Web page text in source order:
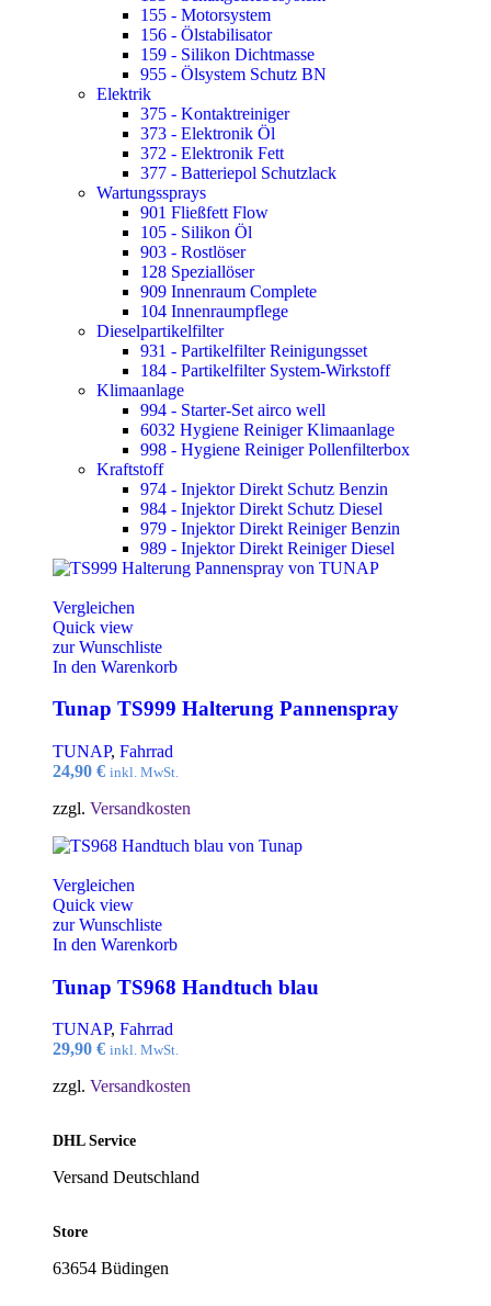
155 - Motorsystem
156 - Ölstabilisator
159 - Silikon Dichtmasse
955 - Ölsystem Schutz BN
Elektrik
375 - Kontaktreiniger
373 - Elektronik Öl
372 - Elektronik Fett
377 - Batteriepol Schutzlack
Wartungssprays
901 Fließfett Flow
105 - Silikon Öl
903 - Rostlöser
128 Speziallöser
909 Innenraum Complete
104 Innenraumpflege
Dieselpartikelfilter
931 - Partikelfilter Reinigungsset
184 - Partikelfilter System-Wirkstoff
Klimaanlage
994 - Starter-Set airco well
6032 Hygiene Reiniger Klimaanlage
998 - Hygiene Reiniger Pollenfilterbox
Kraftstoff
974 - Injektor Direkt Schutz Benzin
984 - Injektor Direkt Schutz Diesel
979 - Injektor Direkt Reiniger Benzin
989 - Injektor Direkt Reiniger Diesel
Vergleichen
Quick view
zur Wunschliste
In den Warenkorb
Tunap TS999 Halterung Pannenspray
TUNAP, Fahrrad
24,90 € inkl. MwSt.
zzgl. Versandkosten
Vergleichen
Quick view
zur Wunschliste
In den Warenkorb
Tunap TS968 Handtuch blau
TUNAP, Fahrrad
29,90 € inkl. MwSt.
zzgl. Versandkosten
DHL Service
Versand Deutschland
Store
63654 Büdingen